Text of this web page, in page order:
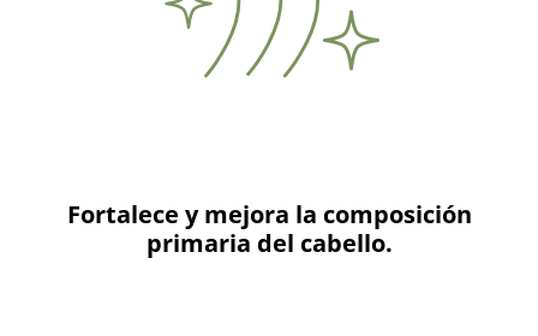
Fortalece y mejora la composición
primaria del cabello.